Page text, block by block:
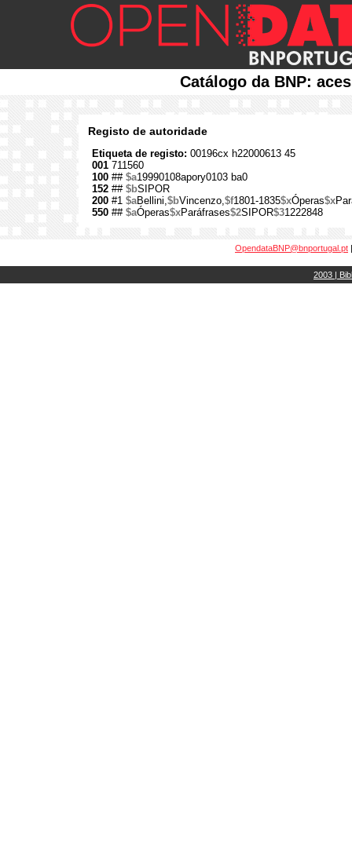
Catálogo da BNP:
Registo de autoridade
Etiqueta de registo: 00196cx h22000613 45
001 711560
100 ## $a19990108apory0103 ba0
152 ## $bSIPOR
200 #1 $aBellini,$bVincenzo,$f1801-1835$xÓperas$x
550 ## $aÓperas$xParáfrases$2SIPOR$31222848
OpendataBNP@bnportugal.pt
2003 |